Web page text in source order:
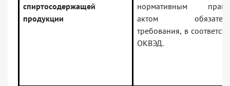
спиртосодержащей
продукции
нормативным
актом
требования, в
ОКВЭД.